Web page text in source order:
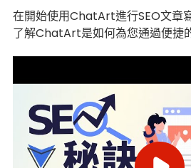
在開始使用ChatArt進行SEO文章
了解ChatArt是如何為您通過便捷